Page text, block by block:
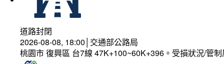
道路封閉
2026-08-08, 18:00│交通部公路局
桃園市 復興區 台7線 47K+100~60K+396。受損狀況/管